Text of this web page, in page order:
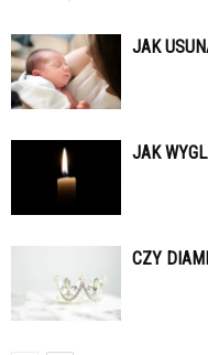
JAK
JAK
CZY